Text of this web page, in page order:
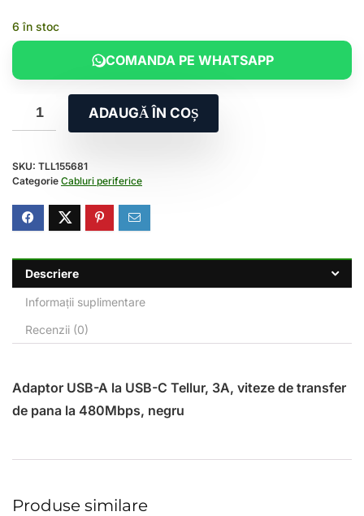
6 în stoc
COMANDA PE WHATSAPP
ADAUGĂ ÎN COȘ
SKU: TLL155681
Categorie Cabluri periferice
Descriere
Informații suplimentare
Recenzii (0)
Adaptor USB-A la USB-C Tellur, 3A, viteze de transfer
de pana la 480Mbps, negru
Produse similare